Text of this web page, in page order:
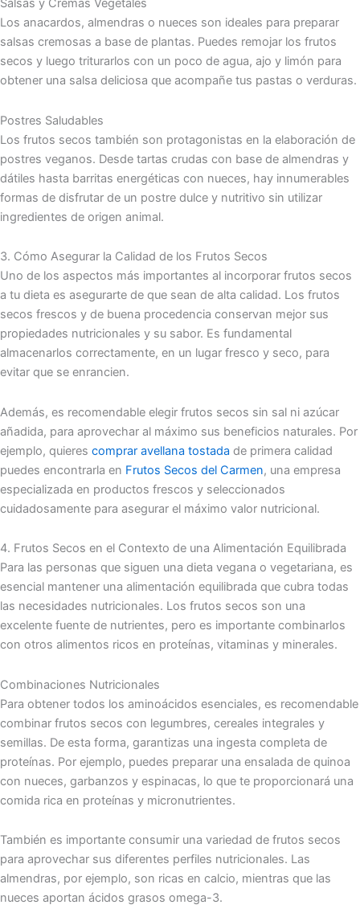
Salsas y Cremas Vegetales
Los anacardos, almendras o nueces son ideales para preparar
salsas cremosas a base de plantas. Puedes remojar los frutos
secos y luego triturarlos con un poco de agua, ajo y limón para
obtener una salsa deliciosa que acompañe tus pastas o verduras.
Postres Saludables
Los frutos secos también son protagonistas en la elaboración de
postres veganos. Desde tartas crudas con base de almendras y
dátiles hasta barritas energéticas con nueces, hay innumerables
formas de disfrutar de un postre dulce y nutritivo sin utilizar
ingredientes de origen animal.
3. Cómo Asegurar la Calidad de los Frutos Secos
Uno de los aspectos más importantes al incorporar frutos secos
a tu dieta es asegurarte de que sean de alta calidad. Los frutos
secos frescos y de buena procedencia conservan mejor sus
propiedades nutricionales y su sabor. Es fundamental
almacenarlos correctamente, en un lugar fresco y seco, para
evitar que se enrancien.
Además, es recomendable elegir frutos secos sin sal ni azúcar
añadida, para aprovechar al máximo sus beneficios naturales. Por
ejemplo, quieres comprar avellana tostada de primera calidad
puedes encontrarla en Frutos Secos del Carmen, una empresa
especializada en productos frescos y seleccionados
cuidadosamente para asegurar el máximo valor nutricional.
4. Frutos Secos en el Contexto de una Alimentación Equilibrada
Para las personas que siguen una dieta vegana o vegetariana, es
esencial mantener una alimentación equilibrada que cubra todas
las necesidades nutricionales. Los frutos secos son una
excelente fuente de nutrientes, pero es importante combinarlos
con otros alimentos ricos en proteínas, vitaminas y minerales.
Combinaciones Nutricionales
Para obtener todos los aminoácidos esenciales, es recomendable
combinar frutos secos con legumbres, cereales integrales y
semillas. De esta forma, garantizas una ingesta completa de
proteínas. Por ejemplo, puedes preparar una ensalada de quinoa
con nueces, garbanzos y espinacas, lo que te proporcionará una
comida rica en proteínas y micronutrientes.
También es importante consumir una variedad de frutos secos
para aprovechar sus diferentes perfiles nutricionales. Las
almendras, por ejemplo, son ricas en calcio, mientras que las
nueces aportan ácidos grasos omega-3.